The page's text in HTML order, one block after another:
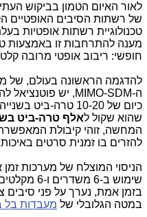
לאור האיום הטמון בביקוש
של רשתות הסיבים האופטיים
טכנולוגיית רשתות אופטיות
מענה להתרחבות זו באמצעות
חופשי: ריבוב אופטי מרובה
להדגמה הראשונה בעולם, של
ה-MIMO-SDM, יש פוטנציאל
כיום של 10-20 טרה-ביט בשנייה,
שהוא שקול לאלף טרה-ביט
המחשה, זוהי קיבולת
להזרים בו זמנית סרטים באיכות
הניסוי המוצלח של מערכות
שימוש ב-6
במטה הגלובלי של מעבדות בל